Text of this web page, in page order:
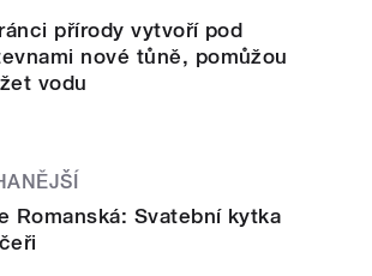
přírody vytvoří pod
nové tůně, pomůžou
vodu
Romanská: Svatební kytka